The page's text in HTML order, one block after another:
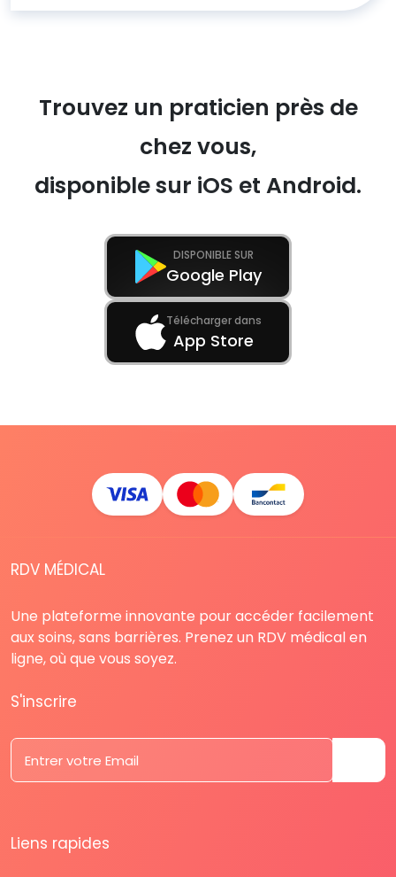
Trouvez un praticien près de
chez vous,
disponible sur iOS et Android.
DISPONIBLE SUR
Google Play
Télécharger dans
App Store
RDV MÉDICAL
Une plateforme innovante pour accéder facilement
aux soins, sans barrières. Prenez un RDV médical en
ligne, où que vous soyez.
S'inscrire
Liens rapides